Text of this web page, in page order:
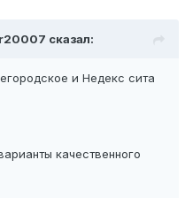
сказал:
и Недекс сита
качественного